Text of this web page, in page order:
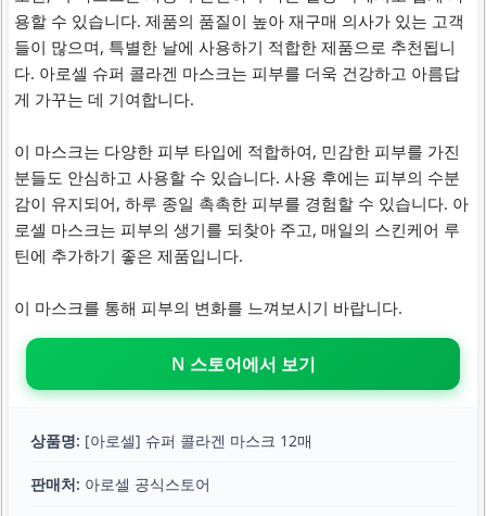
용할 수 있습니다. 제품의 품질이 높아 재구매 의사가 있는 고객
들이 많으며, 특별한 날에 사용하기 적합한 제품으로 추천됩니
다. 아로셀 슈퍼 콜라겐 마스크는 피부를 더욱 건강하고 아름답
게 가꾸는 데 기여합니다.
이 마스크는 다양한 피부 타입에 적합하여, 민감한 피부를 가진
분들도 안심하고 사용할 수 있습니다. 사용 후에는 피부의 수분
감이 유지되어, 하루 종일 촉촉한 피부를 경험할 수 있습니다. 아
로셀 마스크는 피부의 생기를 되찾아 주고, 매일의 스킨케어 루
틴에 추가하기 좋은 제품입니다.
이 마스크를 통해 피부의 변화를 느껴보시기 바랍니다.
N 스토어에서 보기
상품명: [아로셀] 슈퍼 콜라겐 마스크 12매
판매처: 아로셀 공식스토어